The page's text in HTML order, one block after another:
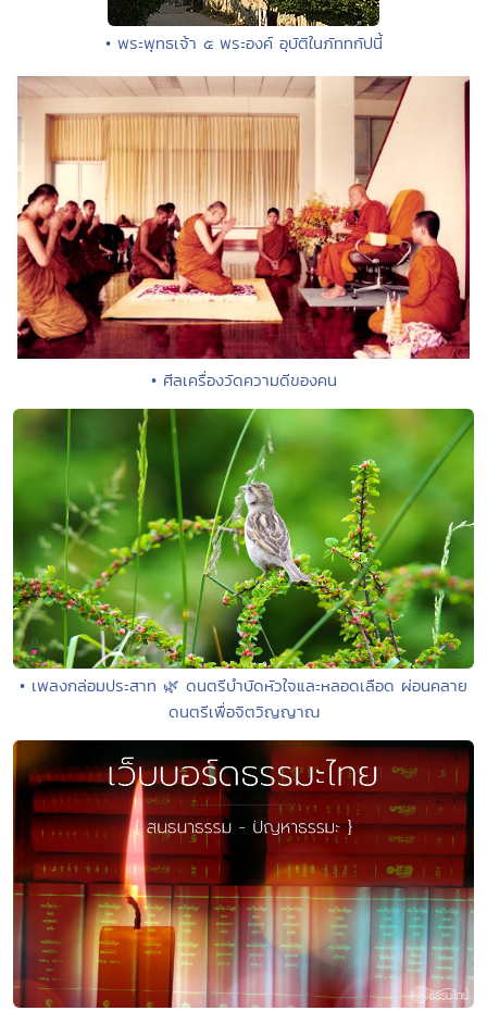
• พระพุทธเจ้า ๕ พระองค์ อุบัติในภัททกัปนี้
• ศีลเครื่องวัดความดีของคน
• เพลงกล่อมประสาท 🌿 ดนตรีบำบัดหัวใจและหลอดเลือด ผ่อนคลาย
ดนตรีเพื่อจิตวิญญาณ